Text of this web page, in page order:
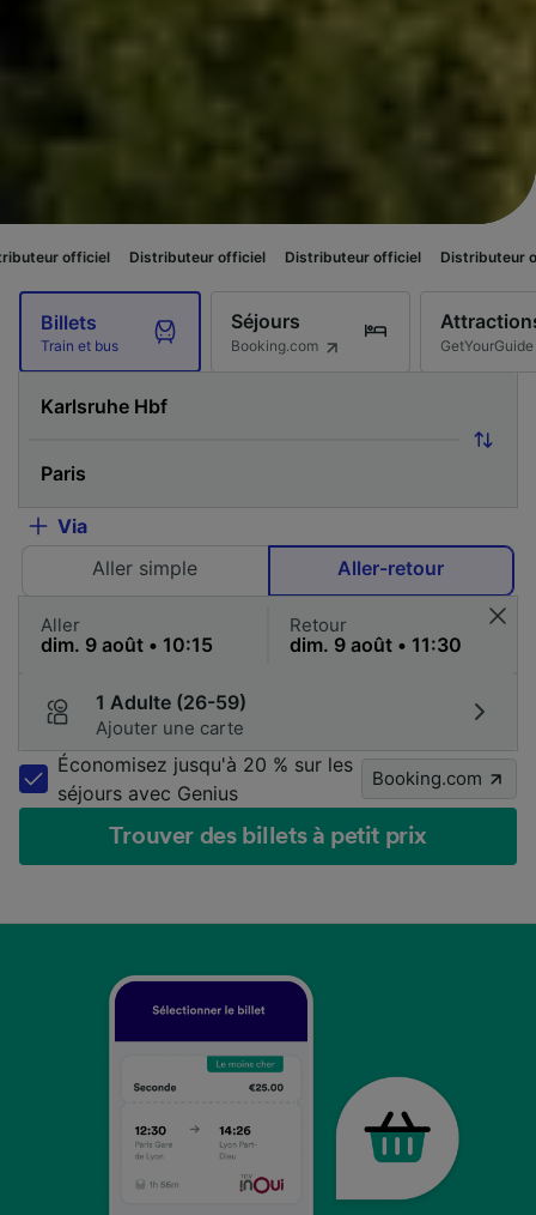
Distributeur officiel Distributeur officiel Distributeur officiel
Billets
Train et bus
Séjours
Booking.com GetYourGuide
Via
Aller simple
Aller-retour
Aller Retour
1 Adulte (26-59)
Ajouter une carte
Économisez jusqu'à 20 % sur les
séjours avec Genius
Booking.com
Trouver des billets à petit prix